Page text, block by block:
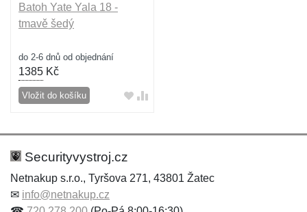
Batoh Yate Yala 18 -
tmavě šedý
do 2-6 dnů od objednání
1385 Kč
Vložit do košíku
Securityvystroj.cz
Netnakup s.r.o., Tyršova 271, 43801 Žatec
✉ info@netnakup.cz